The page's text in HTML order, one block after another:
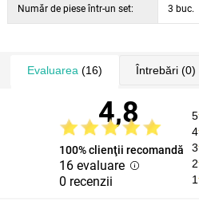
Număr de piese într-un set: 3 buc.
Evaluarea (16) Întrebări(0)
4,8
100% clienţii recomandă
16 evaluare
0 recenzii
5
4
3
2
1